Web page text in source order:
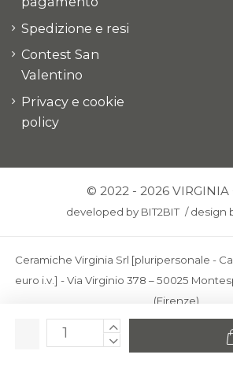
Spedizione e resi
Contest San
Valentino
Privacy e cookie
policy
© 2022 - 2026 VIRGINIA
developed by BIT2BIT /design
Ceramiche Virginia Srl [pluripersonale -
euro i.v.] - Via Virginio 378 – 50025
(Firenze)
C.F. e P.IVA: IT00436100481 - REA: